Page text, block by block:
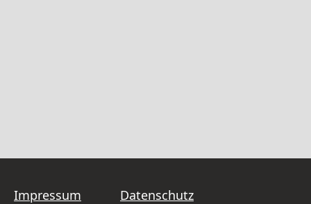
Impressum
Datenschutz